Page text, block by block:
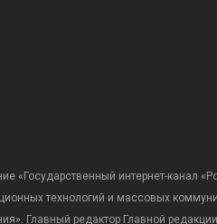
«Государственный интернет-канал
технологий и массовых
Главный редактор Главной